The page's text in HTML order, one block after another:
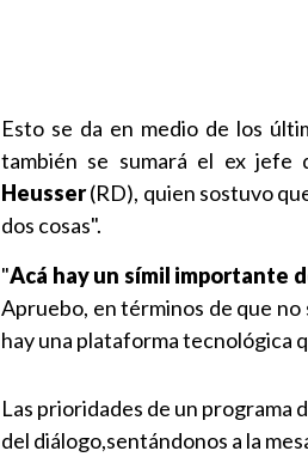
Esto se da en medio de los
también se sumará el ex jefe
Heusser(RD), quien sostuvo
dos cosas".
"Acá hay un símil importante
Apruebo, en términos de que no
hay una plataforma tecnológica
Las prioridades de un programa
del diálogo,sentándonos a la